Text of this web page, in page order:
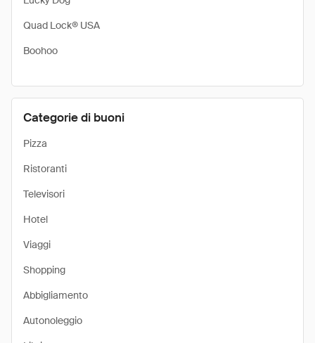
Quad Lock® USA
Boohoo
Categorie di buoni
Pizza
Ristoranti
Televisori
Hotel
Viaggi
Shopping
Abbigliamento
Autonoleggio